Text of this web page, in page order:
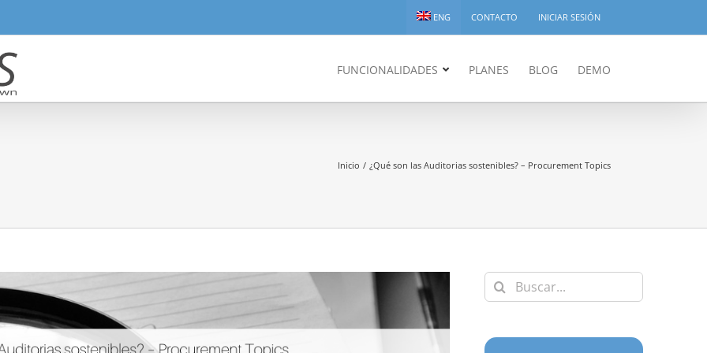
ENG CONTACTO INICIAR SESIÓN
FUNCIONALIDADES PLANES BLOG DEMO
Inicio ¿Qué son las Auditorias sostenibles? – Procurement Topics
Buscar: